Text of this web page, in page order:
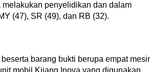
penyelidikan dan dalam
(47), SR (49), dan RB (32).
barang bukti berupa empat
mobil Kijang Inova yang digunakan